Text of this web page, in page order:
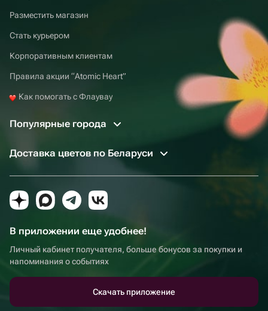
Разместить магазин
Стать курьером
Корпоративным клиентам
Правила акции “Atomic Heart”
Как помогать с Флаувау
Популярные города
Доставка цветов по Беларуси
В приложении еще удобнее!
Личный кабинет получателя, больше бонусов за покупки и
напоминания о событиях
Скачать приложение